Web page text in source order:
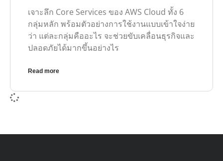
เจาะลึก Core Services ของ AWS Cloud ทั้ง 6
กลุ่มหลัก พร้อมตัวอย่างการใช้งานแบบเข้าใจง่าย
ว่า แต่ละกลุ่มคืออะไร จะช่วยขับเคลื่อนธุรกิจและ
ปลอดภัยได้มากขึ้นอย่างไร
Read more